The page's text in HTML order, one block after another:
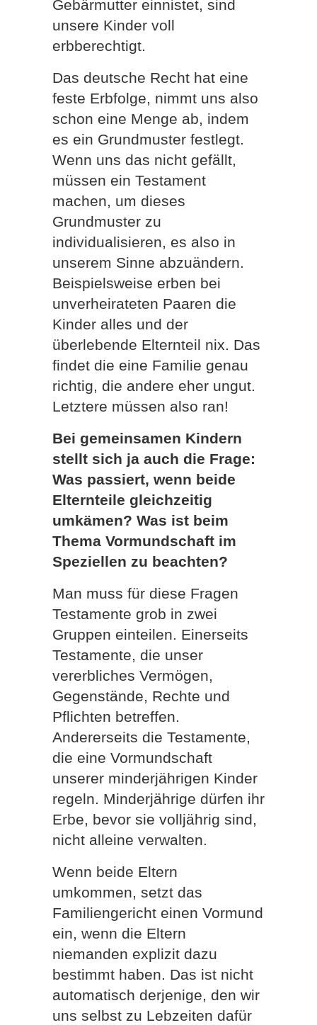
Gebärmutter einnistet, sind
unsere Kinder voll
erbberechtigt.
Das deutsche Recht hat eine
feste Erbfolge, nimmt uns also
schon eine Menge ab, indem
es ein Grundmuster festlegt.
Wenn uns das nicht gefällt,
müssen ein Testament
machen, um dieses
Grundmuster zu
individualisieren, es also in
unserem Sinne abzuändern.
Beispielsweise erben bei
unverheirateten Paaren die
Kinder alles und der
überlebende Elternteil nix. Das
findet die eine Familie genau
richtig, die andere eher ungut.
Letztere müssen also ran!
Bei gemeinsamen Kindern
stellt sich ja auch die Frage:
Was passiert, wenn beide
Elternteile gleichzeitig
umkämen? Was ist beim
Thema Vormundschaft im
Speziellen zu beachten?
Man muss für diese Fragen
Testamente grob in zwei
Gruppen einteilen. Einerseits
Testamente, die unser
vererbliches Vermögen,
Gegenstände, Rechte und
Pflichten betreffen.
Andererseits die Testamente,
die eine Vormundschaft
unserer minderjährigen Kinder
regeln. Minderjährige dürfen ihr
Erbe, bevor sie volljährig sind,
nicht alleine verwalten.
Wenn beide Eltern
umkommen, setzt das
Familiengericht einen Vormund
ein, wenn die Eltern
niemanden explizit dazu
bestimmt haben. Das ist nicht
automatisch derjenige, den wir
uns selbst zu Lebzeiten dafür